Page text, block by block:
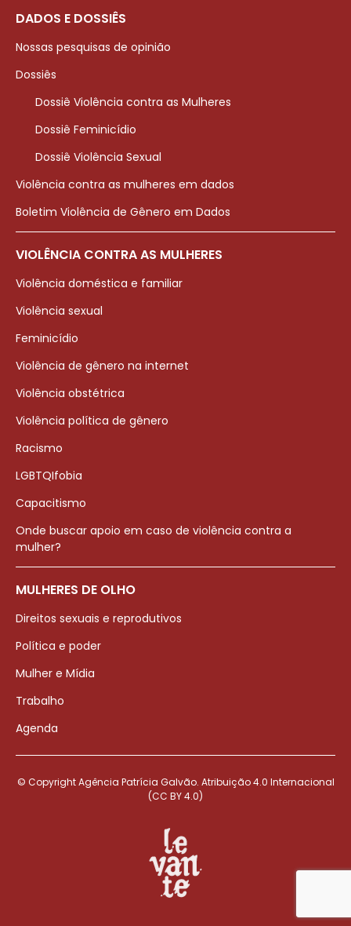
DADOS E DOSSIÊS
Nossas pesquisas de opinião
Dossiês
Dossiê Violência contra as Mulheres
Dossiê Feminicídio
Dossiê Violência Sexual
Violência contra as mulheres em dados
Boletim Violência de Gênero em Dados
VIOLÊNCIA CONTRA AS MULHERES
Violência doméstica e familiar
Violência sexual
Feminicídio
Violência de gênero na internet
Violência obstétrica
Violência política de gênero
Racismo
LGBTQIfobia
Capacitismo
Onde buscar apoio em caso de violência contra a
mulher?
MULHERES DE OLHO
Direitos sexuais e reprodutivos
Política e poder
Mulher e Mídia
Trabalho
Agenda
© Copyright Agência Patrícia Galvão. Atribuição 4.0 Internacional
(CC BY 4.0)